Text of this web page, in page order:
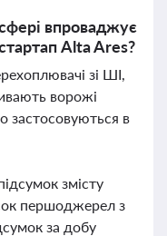
сфері впроваджує
Alta Ares?
зі ШІ,
ворожі
застосовуються в
змісту
першоджерел з
за добу